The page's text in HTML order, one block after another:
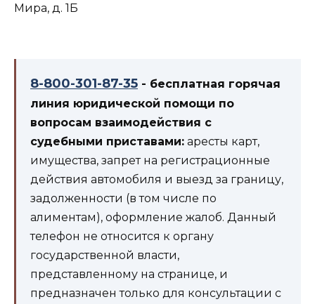
Мира, д. 1Б
8-800-301-87-35 - бесплатная горячая
линия юридической помощи по
вопросам взаимодействия с
судебными приставами: аресты карт,
имущества, запрет на регистрационные
действия автомобиля и выезд за границу,
задолженности (в том числе по
алиментам), оформление жалоб. Данный
телефон не относится к органу
государственной власти,
представленному на странице, и
предназначен только для консультации с